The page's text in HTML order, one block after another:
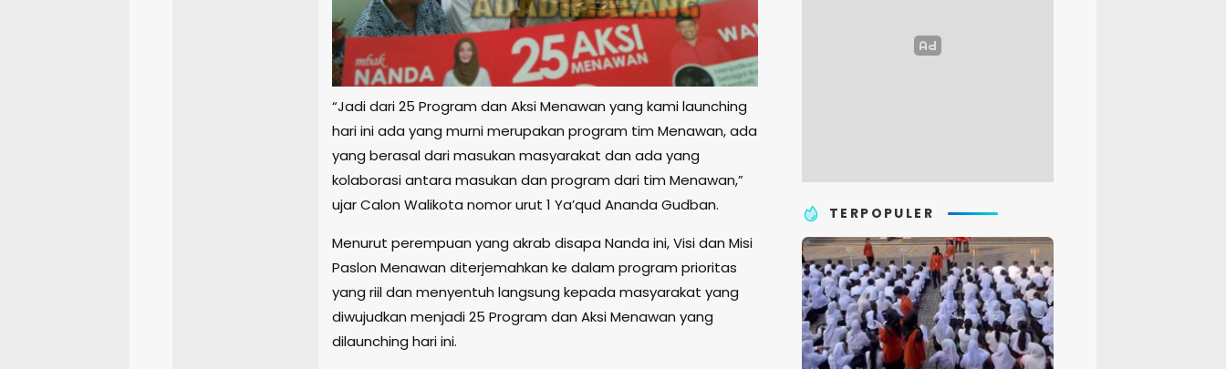
“Jadi dari 25 Program dan Aksi Menawan yang kami launching
hari ini ada yang murni merupakan program tim Menawan, ada
yang berasal dari masukan masyarakat dan ada yang
kolaborasi antara masukan dan program dari tim Menawan,”
ujar Calon Walikota nomor urut 1 Ya’qud Ananda Gudban.
Menurut perempuan yang akrab disapa Nanda ini, Visi dan Misi
Paslon Menawan diterjemahkan ke dalam program prioritas
yang riil dan menyentuh langsung kepada masyarakat yang
diwujudkan menjadi 25 Program dan Aksi Menawan yang
dilaunching hari ini.
TERPOPULER